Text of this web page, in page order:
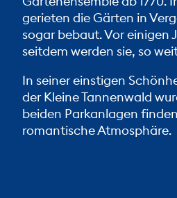
gerieten die Gärten in
sogar bebaut. Vor einigen
seitdem werden sie, so
In seiner einstigen
der Kleine Tannenwald
beiden Parkanlagen
romantische Atmosphäre.